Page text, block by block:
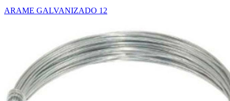
ARAME GALVANIZADO 12